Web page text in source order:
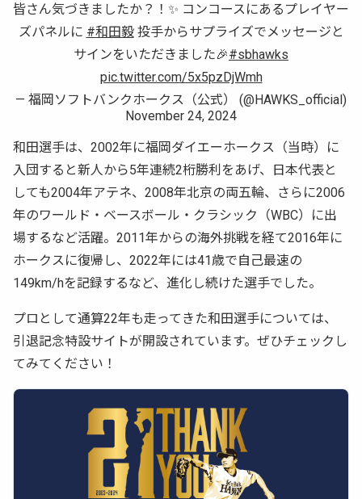
皆さん気づきましたか？！✨ コンコースにあるプレイヤー
ズパネルに #和田毅投手からサプライズでメッセージと
サインをいただきました🎉#sbhawks
pic.twitter.com/5x5pzDjWmh
— 福岡ソフトバンクホークス（公式） (@HAWKS_official)
November 24, 2024
和田選手は、2002年に福岡ダイエーホークス（当時）に
入団すると新人から5年連続2桁勝利をあげ、日本代表と
しても2004年アテネ、2008年北京の両五輪、さらに2006
年のワールド・ベースボール・クラシック（WBC）に出
場するなど活躍。2011年からの海外挑戦を経て2016年に
ホークスに復帰し、2022年には41歳で自己最速の
149km/hを記録するなど、進化し続けた選手でした。
プロとして通算22年も走ってきた和田選手については、
引退記念特設サイトが開設されています。ぜひチェックし
てみてください！